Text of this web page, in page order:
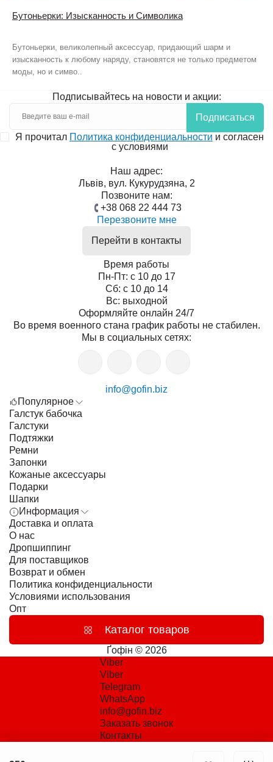
Бутоньерки: Изысканность и Символика
Бутоньерки, великолепный аксессуар, придающий шарм и
изысканность к любому наряду, становятся не только предметом
моды, но и симво..
Подписывайтесь на новости и акции:
Подписаться
Я прочитал Политика конфиденциальности и согласен
с условиями
Наш адрес:
Львів, вул. Кукурудзяна, 2
Позвоните нам:
+38 068 22 444 73
Перезвоните мне
Перейти в контакты
Время работы
Пн-Пт: с 10 до 17
Сб: с 10 до 14
Вс: выходной
Оформляйте онлайн 24/7
Во время военного стана график работы не стабилен.
Мы в социальных сетях:
info@gofin.biz
Популярное
Галстук бабочка
Галстуки
Подтяжки
Ремни
Запонки
Кожаные аксессуары
Подарки
Шапки
Информация
Доставка и оплата
О нас
Дропшиппинг
Для поставщиков
Возврат и обмен
Политика конфиденциальности
Условиями использования
Опт
Каталог товаров
Ґофін © 2026
Viber
Viber
Telegram
WhatsApp
info@gofin.biz
Заказать звонок
Контакты